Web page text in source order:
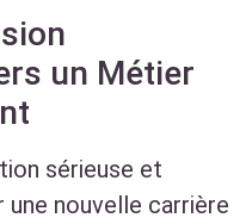
un Métier
sérieuse et
une nouvelle carrière